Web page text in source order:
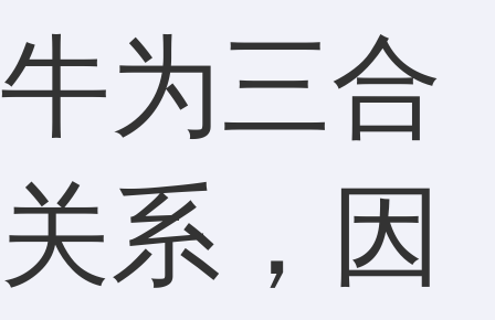
牛为三合
关系，因